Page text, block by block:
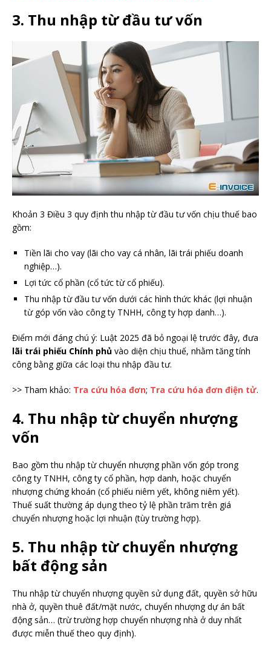
3. Thu nhập từ đầu tư vốn
Khoản 3 Điều 3 quy định thu nhập từ đầu tư vốn chịu thuế bao
gồm:
Tiền lãi cho vay (lãi cho vay cá nhân, lãi trái phiếu doanh
nghiệp…).
Lợi tức cổ phần (cổ tức từ cổ phiếu).
Thu nhập từ đầu tư vốn dưới các hình thức khác (lợi nhuận
từ góp vốn vào công ty TNHH, công ty hợp danh…).
Điểm mới đáng chú ý: Luật 2025 đã bỏ ngoại lệ trước đây, đưa
lãi trái phiếu Chính phủ vào diện chịu thuế, nhằm tăng tính
công bằng giữa các loại thu nhập đầu tư.
>> Tham khảo: Tra cứu hóa đơn; Tra cứu hóa đơn điện tử.
4. Thu nhập từ chuyển nhượng
vốn
Bao gồm thu nhập từ chuyển nhượng phần vốn góp trong
công ty TNHH, công ty cổ phần, hợp danh, hoặc chuyển
nhượng chứng khoán (cổ phiếu niêm yết, không niêm yết).
Thuế suất thường áp dụng theo tỷ lệ phần trăm trên giá
chuyển nhượng hoặc lợi nhuận (tùy trường hợp).
5. Thu nhập từ chuyển nhượng
bất động sản
Thu nhập từ chuyển nhượng quyền sử dụng đất, quyền sở hữu
nhà ở, quyền thuê đất/mặt nước, chuyển nhượng dự án bất
động sản… (trừ trường hợp chuyển nhượng nhà ở duy nhất
được miễn thuế theo quy định).